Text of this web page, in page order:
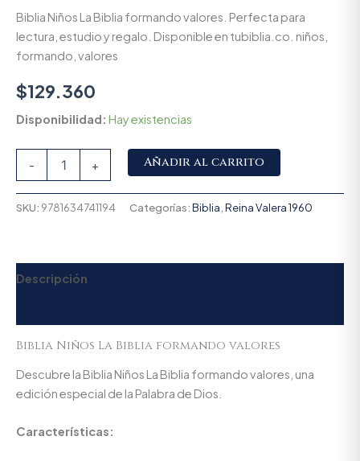
Biblia Niños La Biblia formando valores. Perfecta para
lectura, estudio y regalo. Disponible en tubiblia.co. niños,
formando, valores
$129.360
Disponibilidad: Hay existencias
- + Añadir al carrito
SKU: 9781634741194 Categorías:Biblia Reina Valera 1960
Descripción
Biblia Niños La Biblia formando valores
Descubre la Biblia Niños La Biblia formando valores, una
edición especial de la Palabra de Dios.
Características: